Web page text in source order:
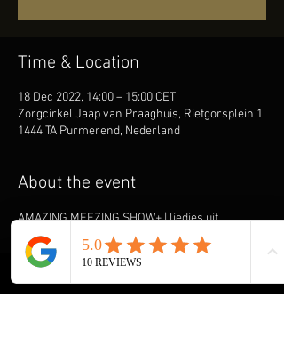
Time & Location
18 Dec 2022, 14:00 – 15:00 CET
Zorgcirkel Jaap van Praaghuis, Rietgorsplein 1,
1444 TA Purmerend, Nederland
About the event
AMAZING MEEZING SHOW+ | liedjes uit
vervlogen jaren!
Ook René draagt de ouderen onder ons een
om hen een onvergetelijke ochtend of middag